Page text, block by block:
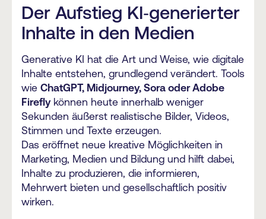
Der Aufstieg KI‑generierter
Inhalte in den Medien
Generative KI hat die Art und Weise, wie digitale
Inhalte entstehen, grundlegend verändert. Tools
wie ChatGPT, Midjourney, Sora oder Adobe
Fireflykönnen heute innerhalb weniger
Sekunden äußerst realistische Bilder, Videos,
Stimmen und Texte erzeugen.
Das eröffnet neue kreative Möglichkeiten in
Marketing, Medien und Bildung und hilft dabei,
Inhalte zu produzieren, die informieren,
Mehrwert bieten und gesellschaftlich positiv
wirken.